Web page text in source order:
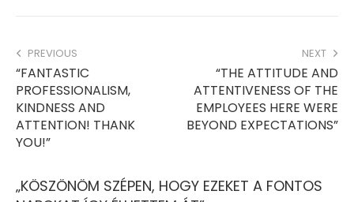
PREVIOUS
“FANTASTIC
PROFESSIONALISM,
KINDNESS AND
ATTENTION! THANK
YOU!”
NEXT
“THE ATTITUDE AND
ATTENTIVENESS OF THE
EMPLOYEES HERE WERE
BEYOND EXPECTATIONS”
„KÖSZÖNÖM SZÉPEN, HOGY EZEKET A FONTOS